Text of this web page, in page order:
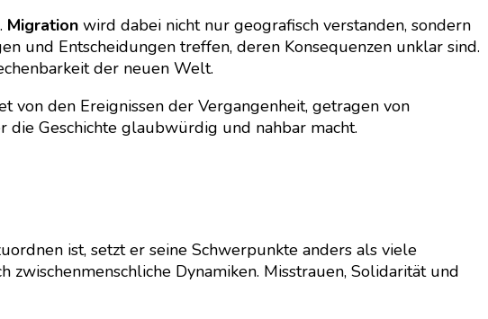
Migration wird dabei nicht nur geografisch verstanden, sondern
und Entscheidungen treffen, deren Konsequenzen unklar sind.
der neuen Welt.
von den Ereignissen der Vergangenheit, getragen von
die Geschichte glaubwürdig und nahbar macht.
ist, setzt er seine Schwerpunkte anders als viele
Dynamiken. Misstrauen, Solidarität und